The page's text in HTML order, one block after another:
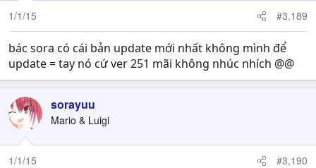
1/1/15 #3,189
bác sora có cái bản update mới nhất không mình để
update = tay nó cứ ver 251 mãi không nhúc nhích @@
sorayuu
Mario & Luigi
1/1/15 #3,190